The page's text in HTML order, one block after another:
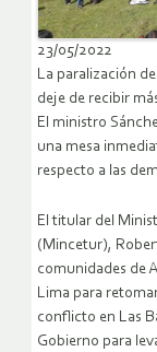
23/05/2022
La paralización
deje de recibir
El ministro
una mesa
respecto a las
El titular del
(Mincetur),
comunidades de
Lima para
conflicto en Las
Gobierno para